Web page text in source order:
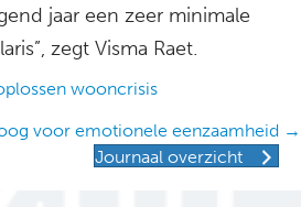
jaar een zeer minimale
zegt Visma Raet.
wooncrisis
voor emotionele eenzaamheid →
Journaal overzicht